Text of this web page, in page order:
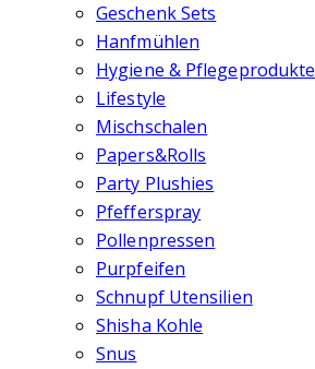
Geschenk Sets
Hanfmühlen
Hygiene & Pflegeprodukte
Lifestyle
Mischschalen
Papers&Rolls
Party Plushies
Pfefferspray
Pollenpressen
Purpfeifen
Schnupf Utensilien
Shisha Kohle
Snus